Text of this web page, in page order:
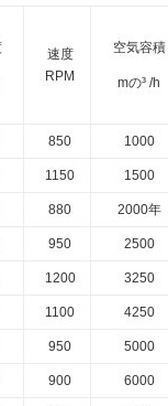
速度
RPM
空気容積
mの³ /h
850 1000
1150 1500
880 2000年
950 2500
1200 3250
1100 4250
950 5000
900 6000